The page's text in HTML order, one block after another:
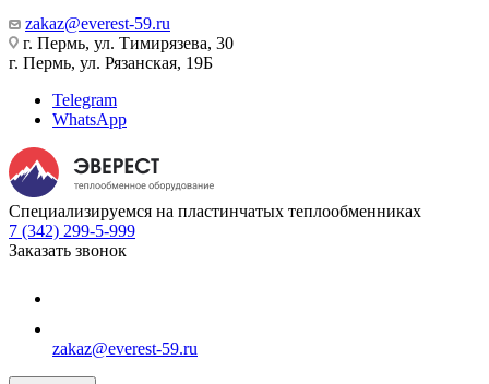
zakaz@everest-59.ru
г. Пермь, ул. Тимирязева, 30
г. Пермь, ул. Рязанская, 19Б
Telegram
WhatsApp
Специализируемся на пластинчатых теплообменниках
7 (342) 299-5-999
Заказать звонок
zakaz@everest-59.ru